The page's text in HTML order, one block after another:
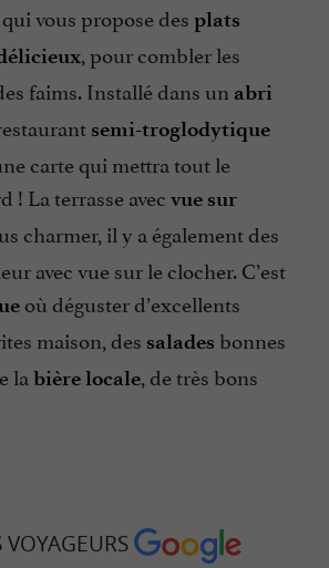
qui vous propose des plats
, pour combler les
faims. Installé dans un abri
semi-troglodytique
carte qui mettra tout le
! La terrasse avec vue sur
charmer, il y a également des
avec vue sur le clocher. C’est
où déguster d’excellents
maison, des salades bonnes
la bière locale, de très bons
VOYAGEURS